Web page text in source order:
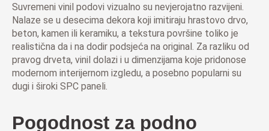
Suvremeni vinil podovi vizualno su nevjerojatno razvijeni.
Nalaze se u desecima dekora koji imitiraju hrastovo drvo,
beton, kamen ili keramiku, a tekstura površine toliko je
realistična da i na dodir podsjeća na original. Za razliku od
pravog drveta, vinil dolazi i u dimenzijama koje pridonose
modernom interijernom izgledu, a posebno popularni su
dugi i široki SPC paneli.
Pogodnost za podno